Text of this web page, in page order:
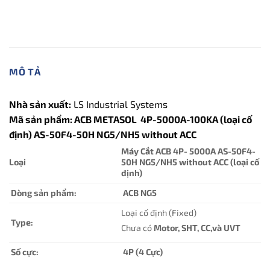
MÔ TẢ
Nhà sản xuất: LS Industrial Systems
Mã sản phẩm: ACB METASOL 4P-5000A-100KA (loại cố
định) AS-50F4-50H NG5/NH5 without ACC
Loại
Máy Cắt ACB 4P- 5000A AS-50F4-
50H NG5/NH5 without ACC (loại cố
định)
Dòng sản phẩm:
ACB NG5
Type:
Loại cố định (Fixed)
Chưa có Motor, SHT, CC,và UVT
Số cực:
4P (4 Cực)